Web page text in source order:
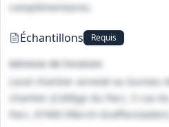
complémentaires.
Échantillons Requis
Adresse de livraison
Local chantier annexé au bureau
chantier (Collège du Parc, 5 rue du
Parc, 67400 Illkirch-Graffenstaden)